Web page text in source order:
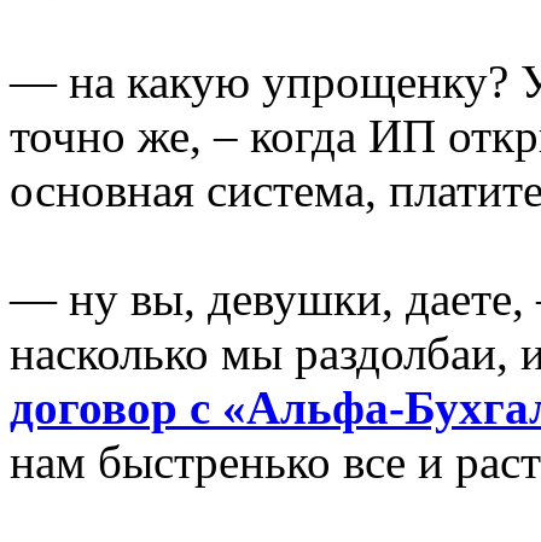
— на какую
точно же, – когда ИП
основная система,
— ну вы, девушки, даете,
насколько мы раздолбаи,
договор с «Альфа-
нам быстренько все и